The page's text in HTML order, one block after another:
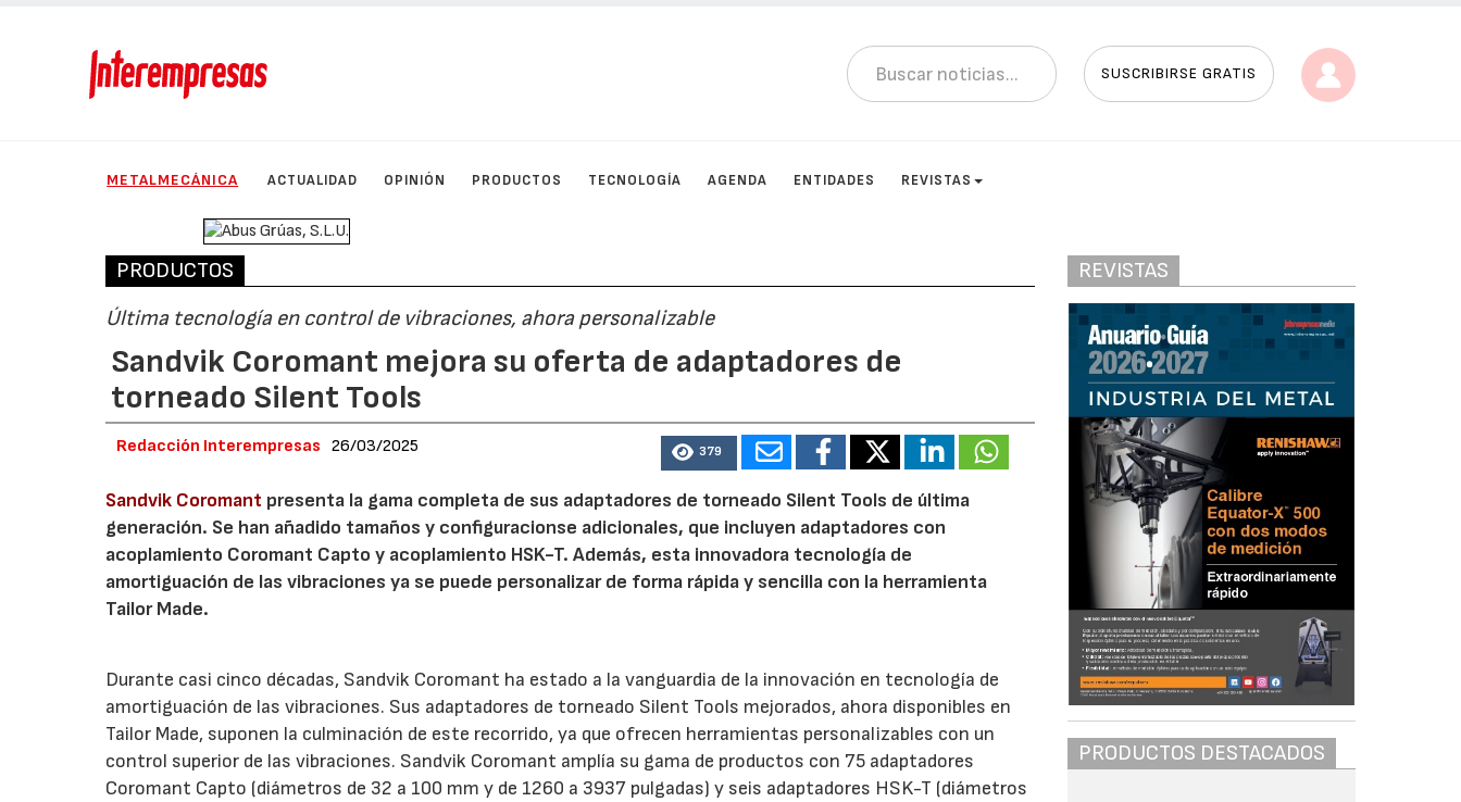
SUSCRIBIRSE GRATIS
METALMECÁNICA ACTUALIDAD OPINIÓN PRODUCTOS TECNOLOGÍA AGENDA ENTIDADES REVISTAS
PRODUCTOS
Última tecnología en control de vibraciones, ahora personalizable
Sandvik Coromant mejora su oferta de adaptadores de
torneado Silent Tools
Redacción Interempresas 26/03/2025 379
Sandvik Coromant presenta la gama completa de sus adaptadores de torneado Silent Tools de última
generación. Se han añadido tamaños y configuracionse adicionales, que incluyen adaptadores con
acoplamiento Coromant Capto y acoplamiento HSK-T. Además, esta innovadora tecnología de
amortiguación de las vibraciones ya se puede personalizar de forma rápida y sencilla con la herramienta
Tailor Made.
Durante casi cinco décadas, Sandvik Coromant ha estado a la vanguardia de la innovación en tecnología de
amortiguación de las vibraciones. Sus adaptadores de torneado Silent Tools mejorados, ahora disponibles en
Tailor Made, suponen la culminación de este recorrido, ya que ofrecen herramientas personalizables con un
control superior de las vibraciones. Sandvik Coromant amplía su gama de productos con 75 adaptadores
Coromant Capto (diámetros de 32 a 100 mm y de 1260 a 3937 pulgadas) y seis adaptadores HSK-T (diámetros
REVISTAS
PRODUCTOS DESTACADOS